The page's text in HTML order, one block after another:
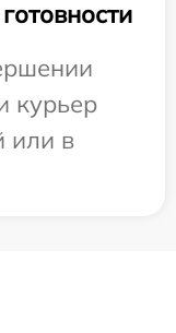
курьер
или в